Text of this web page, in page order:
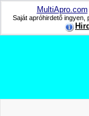
MultiApro.com
Saját apróhirdető ingyen,